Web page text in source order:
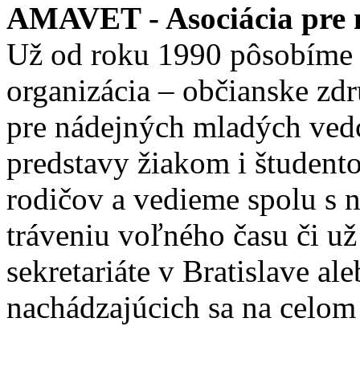
AMAVET - Asociácia pre
Už od roku 1990
organizácia – občianske
pre nádejných mladých
predstavy žiakom i
rodičov a vedieme spolu s
tráveniu voľného času či
sekretariáte v Bratislave
nachádzajúcich sa na